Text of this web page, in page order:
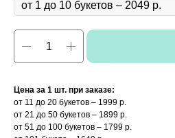
Цена за 1 шт. при заказе:
от 11 до 20 букетов – 1999 р.
от 21 до 50 букетов – 1899 р.
от 51 до 100 букетов – 1799 р.